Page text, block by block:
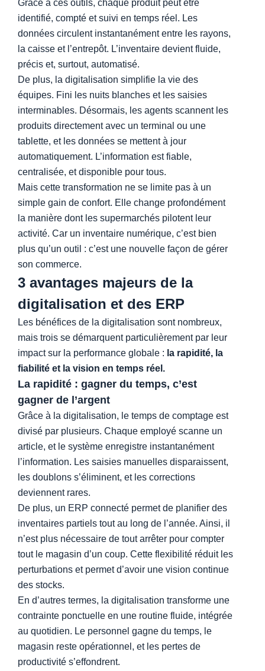
Grâce à ces outils, chaque produit peut être
identifié, compté et suivi en temps réel. Les
données circulent instantanément entre les rayons,
la caisse et l’entrepôt. L’inventaire devient fluide,
précis et, surtout, automatisé.
De plus, la digitalisation simplifie la vie des
équipes. Fini les nuits blanches et les saisies
interminables. Désormais, les agents scannent les
produits directement avec un terminal ou une
tablette, et les données se mettent à jour
automatiquement. L’information est fiable,
centralisée, et disponible pour tous.
Mais cette transformation ne se limite pas à un
simple gain de confort. Elle change profondément
la manière dont les supermarchés pilotent leur
activité. Car un inventaire numérique, c’est bien
plus qu’un outil : c’est une nouvelle façon de gérer
son commerce.
3 avantages majeurs de la
digitalisation et des ERP
Les bénéfices de la digitalisation sont nombreux,
mais trois se démarquent particulièrement par leur
impact sur la performance globale : la rapidité, la
fiabilité et la vision en temps réel.
La rapidité : gagner du temps, c’est
gagner de l’argent
Grâce à la digitalisation, le temps de comptage est
divisé par plusieurs. Chaque employé scanne un
article, et le système enregistre instantanément
l’information. Les saisies manuelles disparaissent,
les doublons s’éliminent, et les corrections
deviennent rares.
De plus, un ERP connecté permet de planifier des
inventaires partiels tout au long de l’année. Ainsi, il
n’est plus nécessaire de tout arrêter pour compter
tout le magasin d’un coup. Cette flexibilité réduit les
perturbations et permet d’avoir une vision continue
des stocks.
En d’autres termes, la digitalisation transforme une
contrainte ponctuelle en une routine fluide, intégrée
au quotidien. Le personnel gagne du temps, le
magasin reste opérationnel, et les pertes de
productivité s’effondrent.